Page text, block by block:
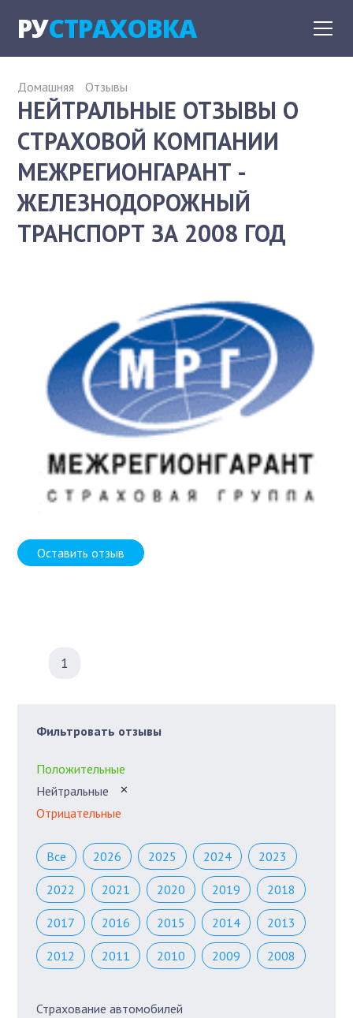
РУСТРАХОВКА
Домашняя Отзывы
НЕЙТРАЛЬНЫЕ ОТЗЫВЫ О
СТРАХОВОЙ КОМПАНИИ
МЕЖРЕГИОНГАРАНТ -
ЖЕЛЕЗНОДОРОЖНЫЙ
ТРАНСПОРТ ЗА 2008 ГОД
Оставить отзыв
1
Фильтровать отзывы
Положительные
Нейтральные
✕
Отрицательные
Все 2026 2025 2024 2023
2022 2021 2020 2019 2018
2017 2016 2015 2014 2013
2012 2011 2010 2009 2008
Страхование автомобилей